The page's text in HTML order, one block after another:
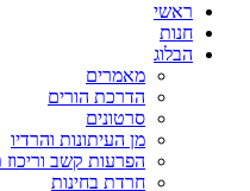
ראשי
חנות
הבלוג
מאמרים
הדרכת הורים
סרטונים
מן העיתונות והרדיו
הפרעות קשב וריכוז
חרדת בחינות